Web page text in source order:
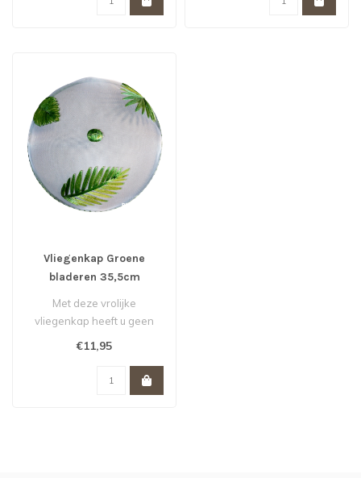
Vliegenkap Groene
bladeren 35,5cm
Met deze vrolijke
vliegenkap heeft u geen
last meer van vervelende
€11,95